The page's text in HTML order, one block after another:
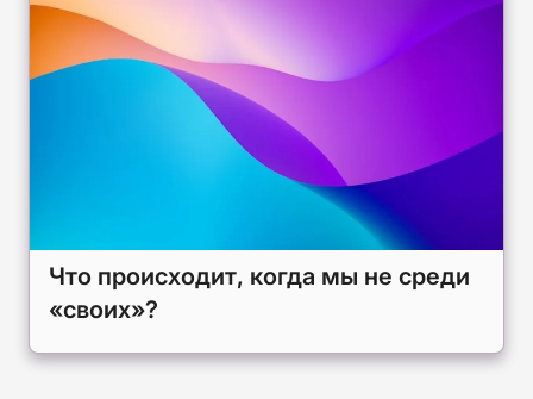
Что происходит, когда мы не среди
«своих»?